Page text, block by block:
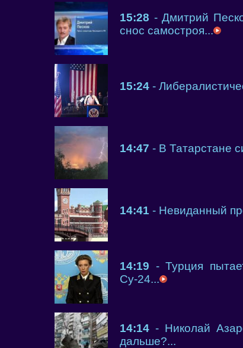
15:28 - Дмитрий
снос самостроя...
15:24 -
14:47 - В Татарстане
14:41 - Невиданный
14:19 - Турция
Су-24...
14:14 - Николай
дальше?...